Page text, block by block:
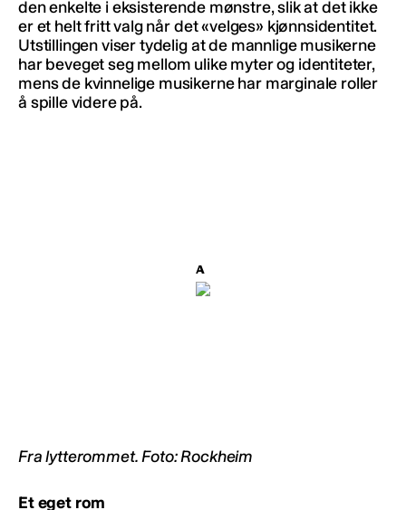
den enkelte i eksisterende mønstre, slik at det ikke
er et helt fritt valg når det «velges» kjønnsidentitet.
Utstillingen viser tydelig at de mannlige musikerne
har beveget seg mellom ulike myter og identiteter,
mens de kvinnelige musikerne har marginale roller
å spille videre på.
Fra lytterommet. Foto: Rockheim
Et eget rom